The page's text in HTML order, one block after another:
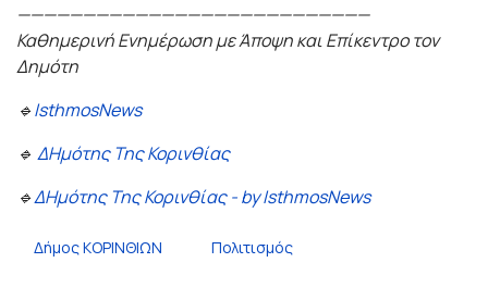
———————————————————————————
Καθημερινή Ενημέρωση με Άποψη και Επίκεντρο τον
Δημότη
🔹IsthmosNews
🔹 ΔΗμότης Της Κορινθίας
🔹ΔΗμότης Της Κορινθίας - by IsthmosNews
Δήμος ΚΟΡΙΝΘΙΩΝ Πολιτισμός